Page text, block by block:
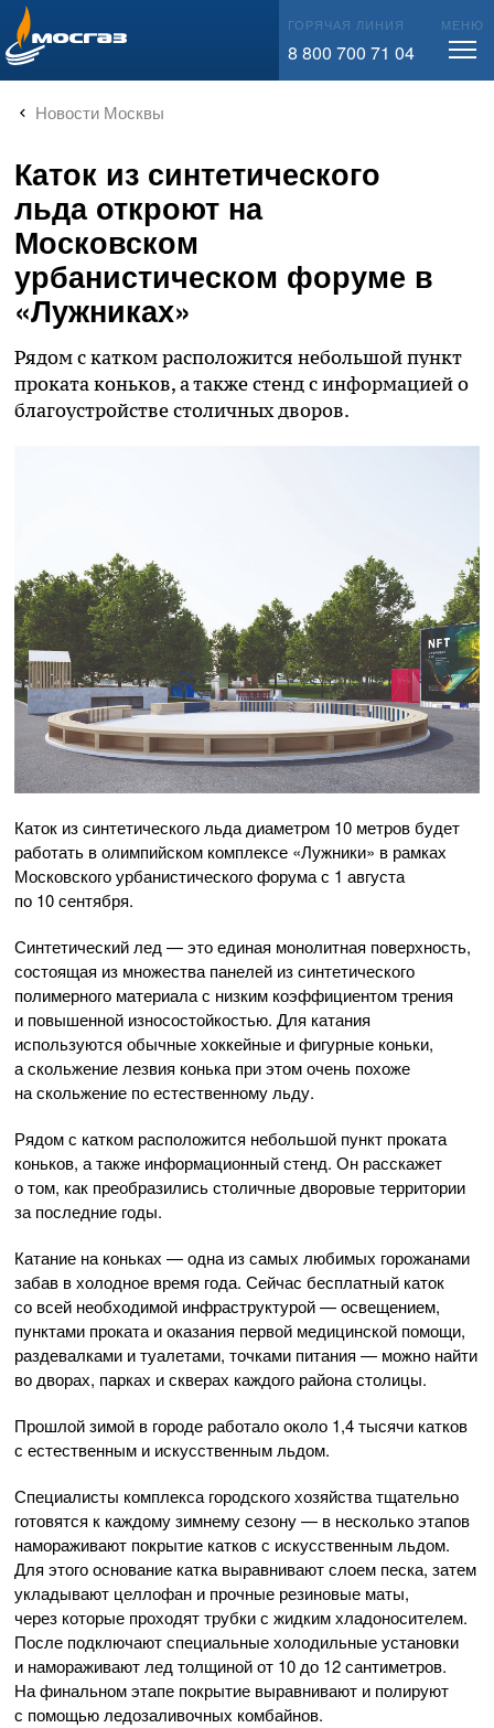
info@mos-gaz.ru ГОРЯЧАЯ ЛИНИЯ
8 800 700 71 04
МЕНЮ
Новости Москвы
Каток из синтетического
льда откроют на
Московском
урбанистическом форуме в
«Лужниках»
Рядом с катком расположится небольшой пункт
проката коньков, а также стенд с информацией о
благоустройстве столичных дворов.
Каток из синтетического льда диаметром 10 метров будет
работать в олимпийском комплексе «Лужники» в рамках
Московского урбанистического форума с 1 августа
по 10 сентября.
Синтетический лед — это единая монолитная поверхность,
состоящая из множества панелей из синтетического
полимерного материала с низким коэффициентом трения
и повышенной износостойкостью. Для катания
используются обычные хоккейные и фигурные коньки,
а скольжение лезвия конька при этом очень похоже
на скольжение по естественному льду.
Рядом с катком расположится небольшой пункт проката
коньков, а также информационный стенд. Он расскажет
о том, как преобразились столичные дворовые территории
за последние годы.
Катание на коньках — одна из самых любимых горожанами
забав в холодное время года. Сейчас бесплатный каток
со всей необходимой инфраструктурой — освещением,
пунктами проката и оказания первой медицинской помощи,
раздевалками и туалетами, точками питания — можно найти
во дворах, парках и скверах каждого района столицы.
Прошлой зимой в городе работало около 1,4 тысячи катков
с естественным и искусственным льдом.
Специалисты комплекса городского хозяйства тщательно
готовятся к каждому зимнему сезону — в несколько этапов
намораживают покрытие катков с искусственным льдом.
Для этого основание катка выравнивают слоем песка, затем
укладывают целлофан и прочные резиновые маты,
через которые проходят трубки с жидким хладоносителем.
После подключают специальные холодильные установки
и намораживают лед толщиной от 10 до 12 сантиметров.
На финальном этапе покрытие выравнивают и полируют
с помощью ледозаливочных комбайнов.